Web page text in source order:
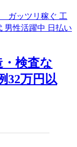
・検査な
32万円以